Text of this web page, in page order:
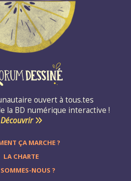
ouvert à tous.tes
la BD numérique interactive !
Découvrir
ÇA MARCHE ?
LA CHARTE
NOUS ?